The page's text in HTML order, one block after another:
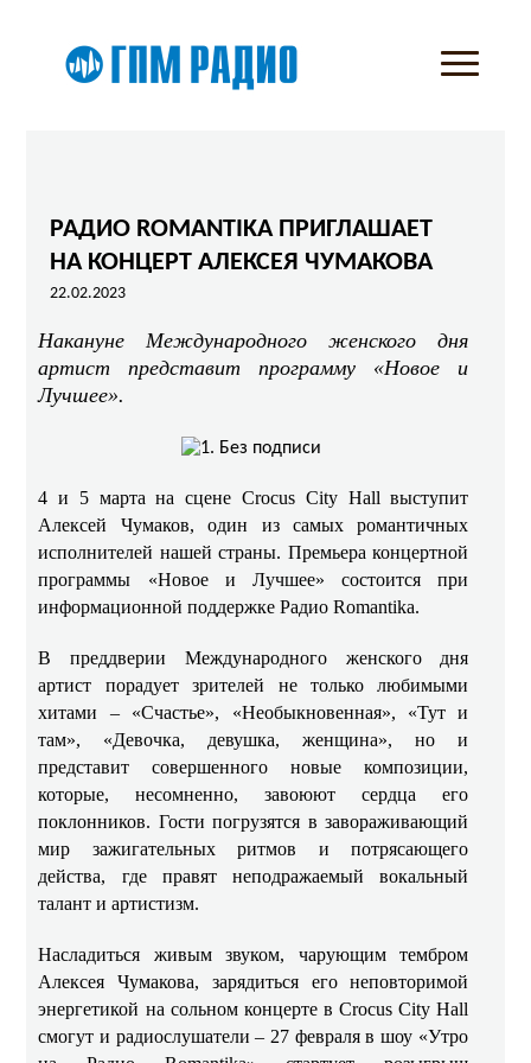
РАДИО ROMANTIKA ПРИГЛАШАЕТ
НА КОНЦЕРТ АЛЕКСЕЯ ЧУМАКОВА
22.02.2023
Накануне Международного женского дня
артист представит программу «Новое и
Лучшее».
4 и 5 марта на сцене Crocus City Hall выступит
Алексей Чумаков, один из самых романтичных
исполнителей нашей страны. Премьера концертной
программы «Новое и Лучшее» состоится при
информационной поддержке РадиоRomantika.
В преддверии Международного женского дня
артист порадует зрителей не только любимыми
хитами – «Счастье», «Необыкновенная», «Тут и
там», «Девочка, девушка, женщина», но и
представит совершенного новые композиции,
которые, несомненно, завоюют сердца его
поклонников. Гости погрузятся в завораживающий
мир зажигательных ритмов и потрясающего
действа, где правят неподражаемый вокальный
талант и артистизм.
Насладиться живым звуком, чарующим тембром
Алексея Чумакова, зарядиться его неповторимой
энергетикой на сольном концерте вCrocus City Hall
смогут и радиослушатели – 27 февраля в шоу «Утро